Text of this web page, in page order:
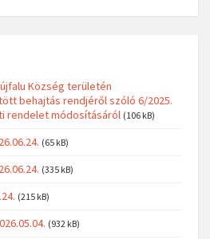
Község területén
behajtás rendjéről szóló 6/2025.
rendelet módosításáról (106 kB)
(65 kB)
(335 kB)
(215 kB)
(932 kB)